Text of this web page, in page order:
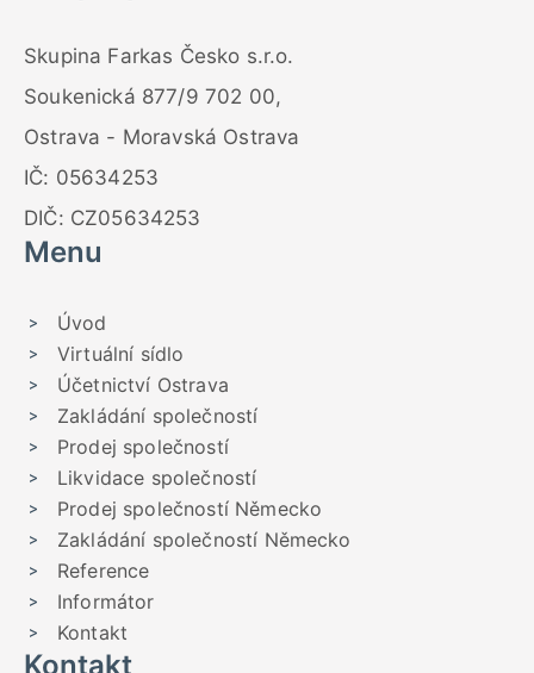
Skupina Farkas Česko s.r.o.
Soukenická 877/9 702 00,
Ostrava - Moravská Ostrava
IČ: 05634253
DIČ: CZ05634253
Menu
Úvod
Virtuální sídlo
Účetnictví Ostrava
Zakládání společností
Prodej společností
Likvidace společností
Prodej společností Německo
Zakládání společností Německo
Reference
Informátor
Kontakt
Kontakt